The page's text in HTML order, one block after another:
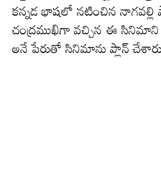
కన్నడ భాషలో నటించిన నాగవల్లి
చంద్రముఖిగా వచ్చిన ఈ సినిమాని
అనే పేరుతో సినిమాను ప్లాన్